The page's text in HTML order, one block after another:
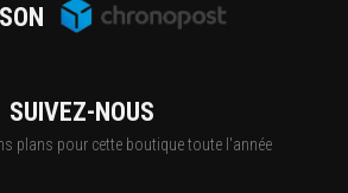
SUIVEZ-NOUS
plans pour cette boutique toute l'année